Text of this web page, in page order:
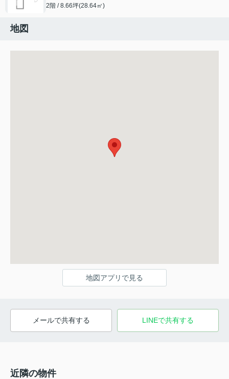
2階 / 8.66坪(28.64㎡)
地図
地図アプリで見る
メールで共有する LINEで共有する
近隣の物件